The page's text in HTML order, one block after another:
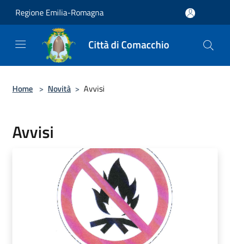
Regione Emilia-Romagna
Città di Comacchio
Home > Novità > Avvisi
Avvisi